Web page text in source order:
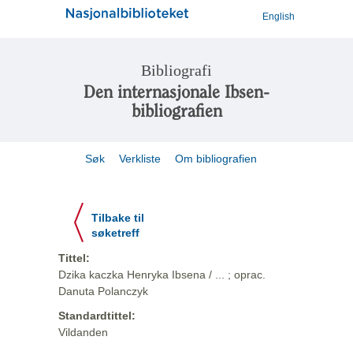
English
Bibliografi
Den internasjonale Ibsen-
bibliografien
Søk Verkliste Om bibliografien
Tilbake til
søketreff
Tittel:
Dzika kaczka Henryka Ibsena / ... ; oprac.
Danuta Polanczyk
Standardtittel:
Vildanden